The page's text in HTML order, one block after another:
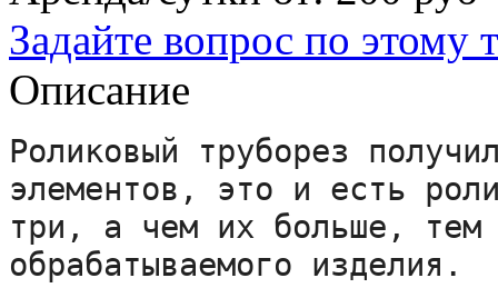
Задайте вопрос по этому
Описание
Роликовый труборез
элементов, это и есть
три, а чем их больше, тем
обрабатываемого изделия.